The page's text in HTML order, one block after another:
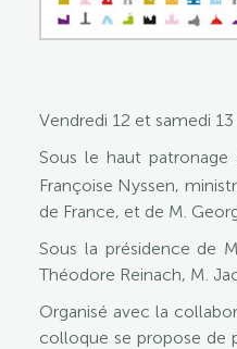
Vendredi 12 et samedi
Sous le haut patronage
Françoise Nyssen,
de France, et de M.
Sous la présidence de
Théodore Reinach, M.
Organisé avec la
colloque se propose de